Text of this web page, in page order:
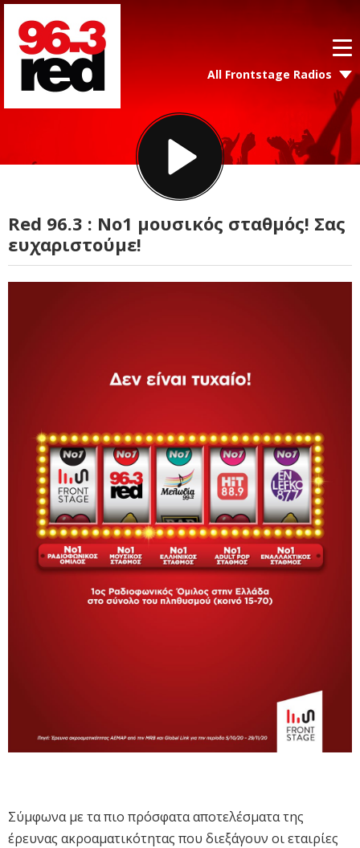
All Frontstage Radios
Red 96.3 : Νο1 μουσικός σταθμός! Σας
ευχαριστούμε!
Σύμφωνα με τα πιο πρόσφατα αποτελέσματα της
έρευνας ακροαματικότητας που διεξάγουν οι εταιρίες